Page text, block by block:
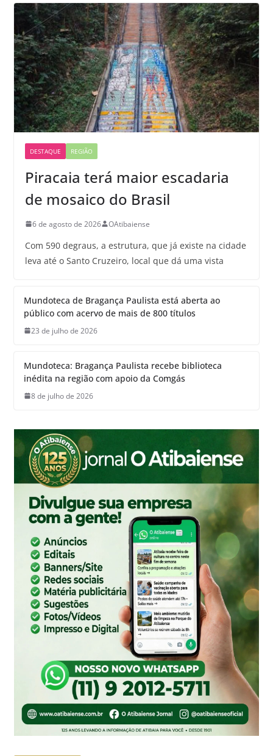
DESTAQUE REGIÃO
Piracaia terá maior escadaria
de mosaico do Brasil
6 de agosto de 2026 OAtibaiense
Com 590 degraus, a estrutura, que já existe na cidade
leva até o Santo Cruzeiro, local que dá uma vista
Mundoteca de Bragança Paulista está aberta ao
público com acervo de mais de 800 títulos
23 de julho de 2026
Mundoteca: Bragança Paulista recebe biblioteca
inédita na região com apoio da Comgás
8 de julho de 2026